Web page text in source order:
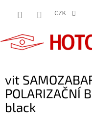
CZK
vit
POLARIZAČNÍ
black